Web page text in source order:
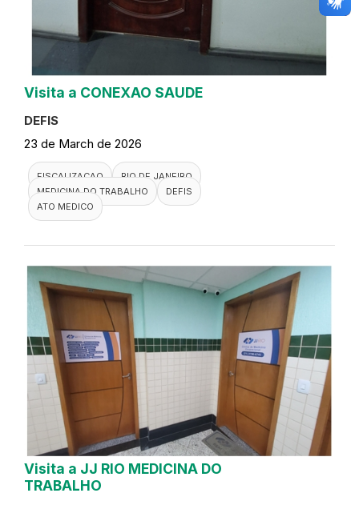
Visita a CONEXAO SAUDE
DEFIS
23 de March de 2026
FISCALIZACAO
RIO DE JANEIRO
MEDICINA DO TRABALHO
DEFIS
ATO MEDICO
Visita a JJ RIO MEDICINA DO
TRABALHO